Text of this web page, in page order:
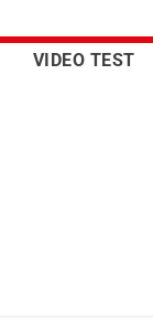
VIDEO TEST